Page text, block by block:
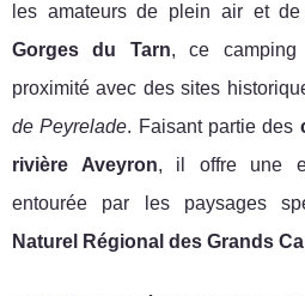
les amateurs de plein air et
Gorges du Tarn, ce
proximité avec des sites
de Peyrelade. Faisant partie des
rivière Aveyron, il offre une
entourée par les paysages
Naturel Régional des Grands